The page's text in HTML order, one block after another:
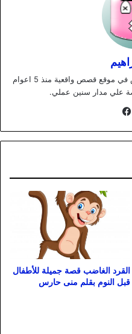
أعمل ككتابة محتوي مختص في القصص في موقع قصص واقعية منذ 5 اعوام
موقع
القرد الغاضب قصة جميلة للأطفال
قبل النوم بقلم منى حارس